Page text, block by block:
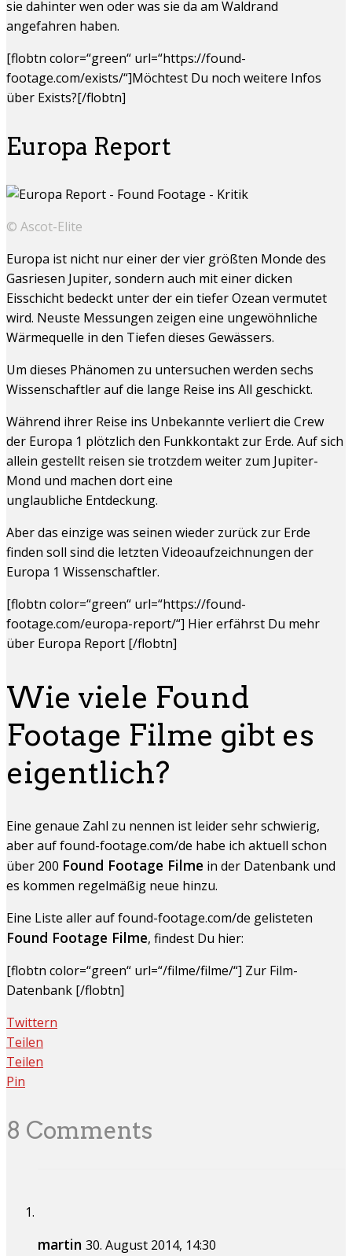
sie dahinter wen oder was sie da am Waldrand
angefahren haben.
[flobtn color=“green“ url=“https://found-
footage.com/exists/“]Möchtest Du noch weitere Infos
über Exists?[/flobtn]
Europa Report
© Ascot-Elite
Europa ist nicht nur einer der vier größten Monde des
Gasriesen Jupiter, sondern auch mit einer dicken
Eisschicht bedeckt unter der ein tiefer Ozean vermutet
wird. Neuste Messungen zeigen eine ungewöhnliche
Wärmequelle in den Tiefen dieses Gewässers.
Um dieses Phänomen zu untersuchen werden sechs
Wissenschaftler auf die lange Reise ins All geschickt.
Während ihrer Reise ins Unbekannte verliert die Crew
der Europa 1 plötzlich den Funkkontakt zur Erde. Auf sich
allein gestellt reisen sie trotzdem weiter zum Jupiter-
Mond und machen dort eine
unglaubliche Entdeckung.
Aber das einzige was seinen wieder zurück zur Erde
finden soll sind die letzten Videoaufzeichnungen der
Europa 1 Wissenschaftler.
[flobtn color=“green“ url=“https://found-
footage.com/europa-report/“] Hier erfährst Du mehr
über Europa Report [/flobtn]
Wie viele Found
Footage Filme gibt es
eigentlich?
Eine genaue Zahl zu nennen ist leider sehr schwierig,
aber auf found-footage.com/de habe ich aktuell schon
über 200 Found Footage Filme in der Datenbank und
es kommen regelmäßig neue hinzu.
Eine Liste aller auf found-footage.com/de gelisteten
Found Footage Filme, findest Du hier:
[flobtn color=“green“ url=“/filme/filme/“] Zur Film-
Datenbank [/flobtn]
Twittern
Teilen
Teilen
Pin
8 Comments
martin 30. August 2014, 14:30